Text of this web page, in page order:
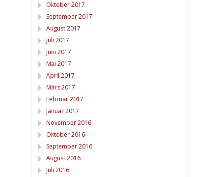
Oktober 2017
September 2017
August 2017
Juli 2017
Juni 2017
Mai 2017
April 2017
März 2017
Februar 2017
Januar 2017
November 2016
Oktober 2016
September 2016
August 2016
Juli 2016